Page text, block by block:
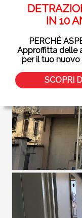
IN 10
PERCHÈ
Approffitta delle
per il tuo nuovo
SCOPRI